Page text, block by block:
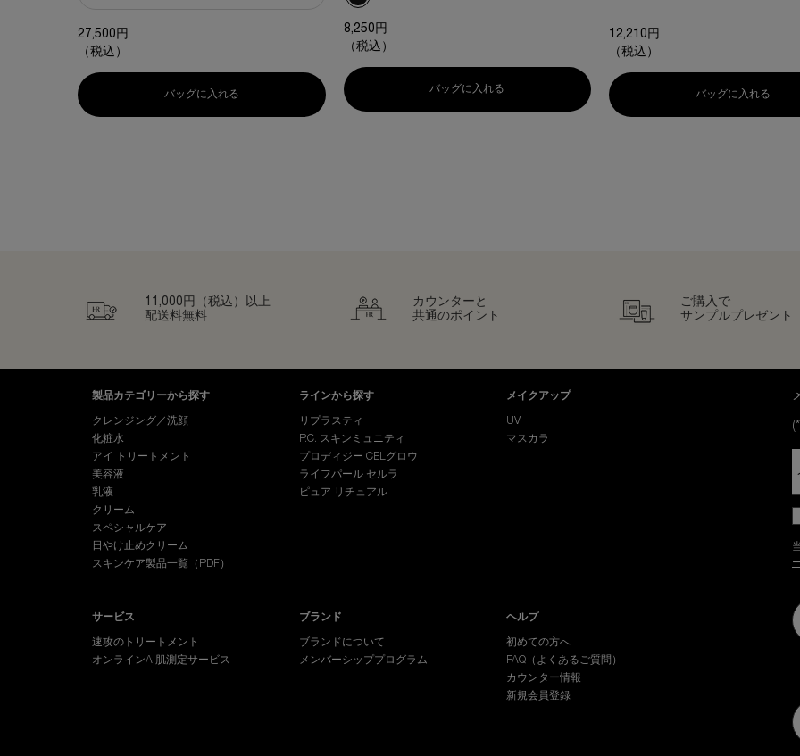
27,500円
（税込）
バッグに入れる リプラスティ ルコンストラクション ナイト クリーム 50PX
8,250円
（税込）
バッグに入れる ラッシュ クイーン コブラブラック WP
12,210円
（税込）
バッグに入れる
11,000円（税込）以上
配送料無料
カウンターと
共通のポイント
ご購入で
サンプルプレゼント
製品カテゴリーから探す
クレンジング／洗顔
化粧水
アイ トリートメント
美容液
乳液
クリーム
スペシャルケア
日やけ止めクリーム
スキンケア製品一覧（PDF）
ラインから探す
リプラスティ
P.C. スキンミュニティ
プロディジー CELグロウ
ライフパール セルラ
ピュア リチュアル
メイクアップ
UV
マスカラ
サービス
速攻のトリートメント
オンラインAI肌測定サービス
ブランド
ブランドについて
メンバーシッププログラム
ヘルプ
初めての方へ
FAQ（よくあるご質問）
カウンター情報
新規会員登録